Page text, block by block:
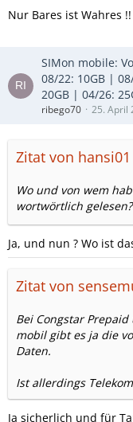
Nur Bares ist Wahres !!
SIMon mobile:
08/22: 10GB |
20GB | 04/26:
ribego70 25. April
Zitat von hansi01
Wo und von wem
wortwörtlich gelesen?
Ja, und nun ? Wo ist
Zitat von
Bei Congstar
mobil gibt es ja die
Daten.
Ist allerdings
Ja sicherlich und für